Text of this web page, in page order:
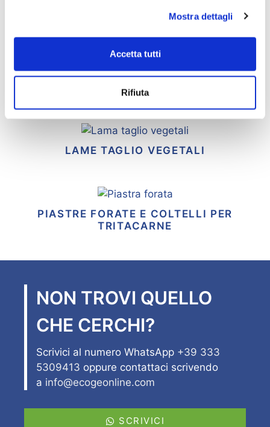
Mostra dettagli
Accetta tutti
Rifiuta
LAME RASCHIANTI E PER LAVORAZIONE
DEL GELATO
LAME TAGLIO PANE
LAME TAGLIO VEGETALI
PIASTRE FORATE E COLTELLI PER
TRITACARNE
NON TROVI QUELLO
CHE CERCHI?
Scrivici al numero WhatsApp +39 333
5309413 oppure contattaci scrivendo
a info@ecogeonline.com
SCRIVICI